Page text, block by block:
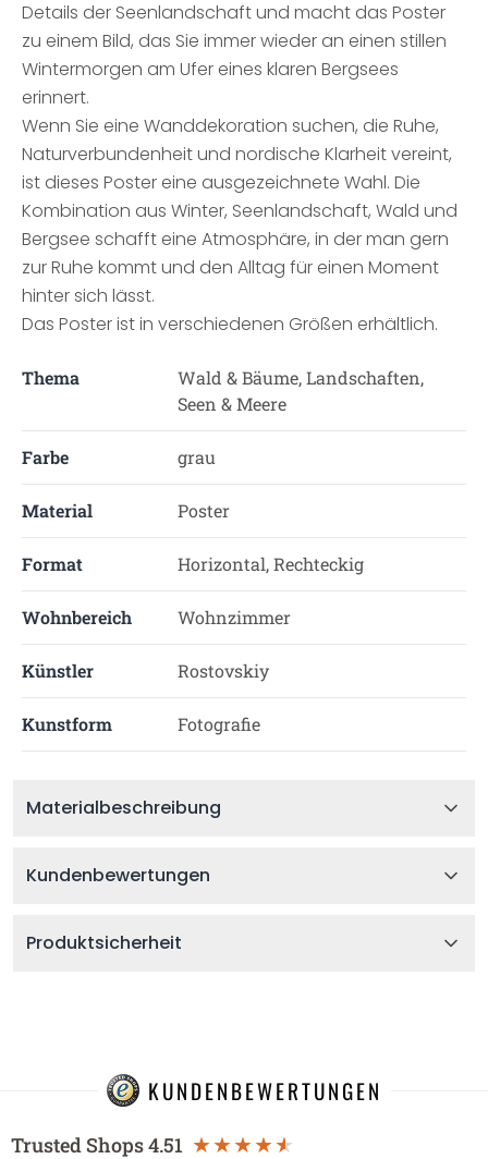
Details der Seenlandschaft und macht das Poster
zu einem Bild, das Sie immer wieder an einen stillen
Wintermorgen am Ufer eines klaren Bergsees
erinnert.
Wenn Sie eine Wanddekoration suchen, die Ruhe,
Naturverbundenheit und nordische Klarheit vereint,
ist dieses Poster eine ausgezeichnete Wahl. Die
Kombination aus Winter, Seenlandschaft, Wald und
Bergsee schafft eine Atmosphäre, in der man gern
zur Ruhe kommt und den Alltag für einen Moment
hinter sich lässt.
Das Poster ist in verschiedenen Größen erhältlich.
Thema
Wald & Bäume, Landschaften,
Seen & Meere
Farbe grau
Material Poster
Format Horizontal, Rechteckig
Wohnbereich Wohnzimmer
Künstler Rostovskiy
Kunstform Fotografie
Materialbeschreibung
Kundenbewertungen
Produktsicherheit
KUNDENBEWERTUNGEN
Trusted Shops4.51